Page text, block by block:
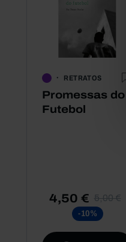
RETRATOS
Promessas do
Futebol
4,50 € 5,00 €
-10%